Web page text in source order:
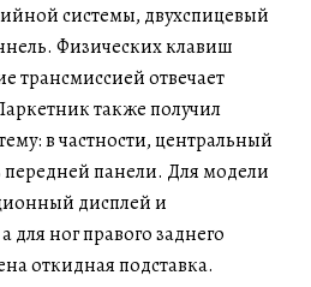
системы, двухспицевый
Физических клавиш
трансмиссией отвечает
также получил
в частности, центральный
передней панели. Для модели
дисплей и
для ног правого заднего
откидная подставка.